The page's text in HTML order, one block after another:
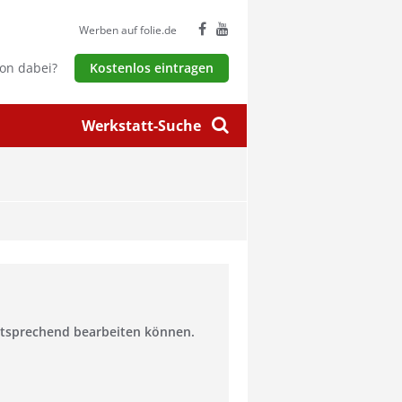
Werkstatt-Suche
Werben auf folie.de
dabei? Kostenlos eintragen
bearbeiten können.